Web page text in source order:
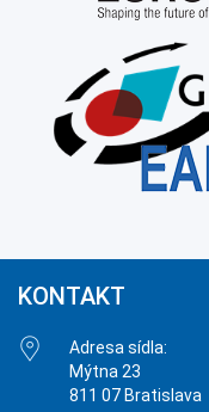
KONTAKT
Adresa sídla:
Mýtna 23
811 07 Bratislava